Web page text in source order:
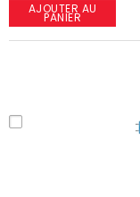
AJOUTER AU
PANIER